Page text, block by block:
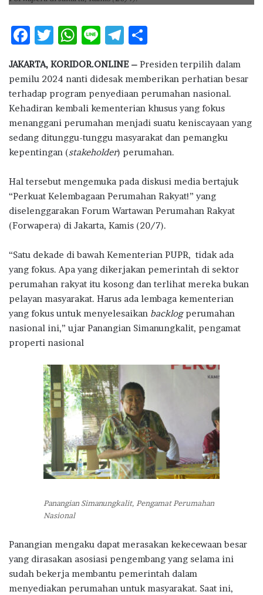
F
e
b
o
o
k
T
it
te
r
W
at
s
A
p
p
Li
e
T
e
g
ra
m
ar
e
JAKARTA, KORIDOR.ONLINE – Presiden terpilih dalam
pemilu 2024 nanti didesak memberikan perhatian besar
terhadap program penyediaan perumahan nasional.
Kehadiran kembali kementerian khusus yang fokus
menanggani perumahan menjadi suatu keniscayaan yang
sedang ditunggu-tunggu masyarakat dan pemangku
kepentingan (stakeholder) perumahan.
Hal tersebut mengemuka pada diskusi media bertajuk
“Perkuat Kelembagaan Perumahan Rakyat!” yang
diselenggarakan Forum Wartawan Perumahan Rakyat
(Forwapera) di Jakarta, Kamis (20/7).
“Satu dekade di bawah Kementerian PUPR, tidak ada
yang fokus. Apa yang dikerjakan pemerintah di sektor
perumahan rakyat itu kosong dan terlihat mereka bukan
pelayan masyarakat. Harus ada lembaga kementerian
yang fokus untuk menyelesaikan backlogperumahan
nasional ini,” ujar Panangian Simanungkalit, pengamat
properti nasional
Panangian Simanungkalit, Pengamat Perumahan
Nasional
Panangian mengaku dapat merasakan kekecewaan besar
yang dirasakan asosiasi pengembang yang selama ini
sudah bekerja membantu pemerintah dalam
menyediakan perumahan untuk masyarakat. Saat ini,